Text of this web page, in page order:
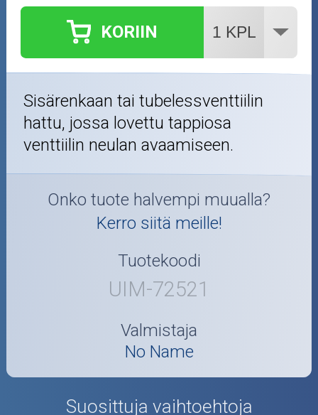
KORIIN
Sisärenkaan tai tubelessventtiilin
hattu, jossa lovettu tappiosa
venttiilin neulan avaamiseen.
Onko tuote halvempi muualla?
Kerro siitä meille!
Tuotekoodi
UIM-72521
Valmistaja
No Name
Suosittuja vaihtoehtoja